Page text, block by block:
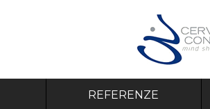
REFERENZE